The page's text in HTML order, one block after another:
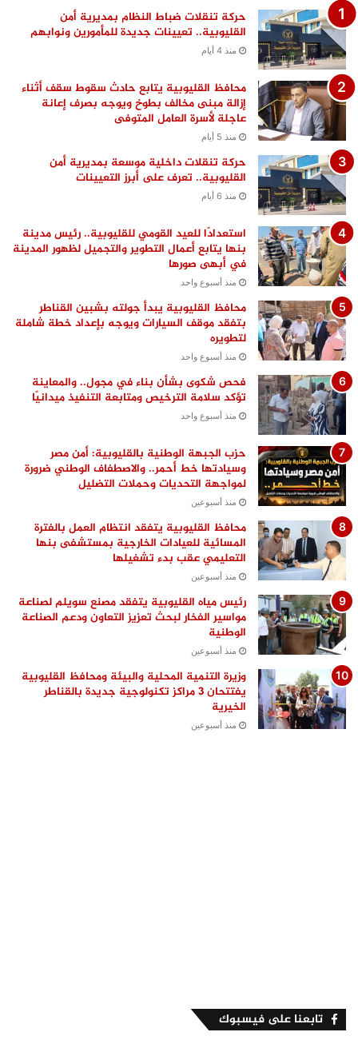
حركة تنقلات ضباط النظام بمديرية أمن
القليوبية.. تعيينات جديدة للمأمورين ونوابهم
منذ 4 أيام
محافظ القليوبية يتابع حادث سقوط سقف أثناء
إزالة مبنى مخالف بطوخ ويوجه بصرف إعانة
عاجلة لأسرة العامل المتوفى
منذ 5 أيام
حركة تنقلات داخلية موسعة بمديرية أمن
القليوبية.. تعرف على أبرز التعيينات
منذ 6 أيام
استعدادًا للعيد القومي للقليوبية.. رئيس مدينة
بنها يتابع أعمال التطوير والتجميل لظهور المدينة
في أبهى صورها
منذ أسبوع واحد
محافظ القليوبية يبدأ جولته بشبين القناطر
بتفقد موقف السيارات ويوجه بإعداد خطة شاملة
لتطويره
منذ أسبوع واحد
فحص شكوى بشأن بناء في مجول.. والمعاينة
تؤكد سلامة الترخيص ومتابعة التنفيذ ميدانيًا
منذ أسبوع واحد
حزب الجبهة الوطنية بالقليوبية: أمن مصر
وسيادتها خط أحمر.. والاصطفاف الوطني ضرورة
لمواجهة التحديات وحملات التضليل
منذ أسبوعين
محافظ القليوبية يتفقد انتظام العمل بالفترة
المسائية للعيادات الخارجية بمستشفى بنها
التعليمي عقب بدء تشغيلها
منذ أسبوعين
رئيس مياه القليوبية يتفقد مصنع سويلم لصناعة
مواسير الفخار لبحث تعزيز التعاون ودعم الصناعة
الوطنية
منذ أسبوعين
وزيرة التنمية المحلية والبيئة ومحافظ القليوبية
يفتتحان 3 مراكز تكنولوجية جديدة بالقناطر
الخيرية
منذ أسبوعين
تابعنا على فيسبوك